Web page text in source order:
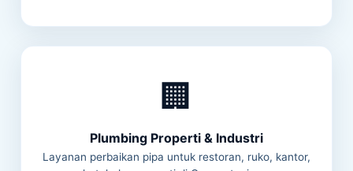
🏢
Plumbing Properti & Industri
Layanan perbaikan pipa untuk restoran, ruko, kantor,